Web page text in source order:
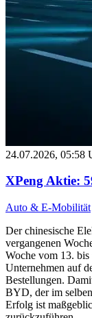
24.07.2026, 05:58
XPeng Aktie:
Auto & E-Mobilität
Der chinesische
vergangenen
Woche vom 13.
Unternehmen auf
Bestellungen.
BYD, der im
Erfolg ist